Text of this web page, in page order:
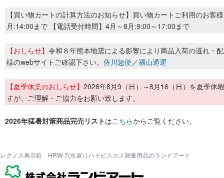
【買い物カートの計算方法のお知らせ】買い物カートご利用のお客
月:14:00まで 【電話受付時間】4月～8月:9:00～17:00まで
【おしらせ】 令和８年熊本地震による影響により商品入荷の遅れ・
様のwebサイトご確認下さい。 佐川急便／福山通運
【夏季休業のおしらせ】 2026年8月9（日）～8月16（日）を夏季休
すが、ご理解・ご協力をお願い致します。
2026年猛暑対策商品完売リストはこちらからご覧ください。
レクノス表示鋲 HRW-7(水道) | ハイビスカス測量用品のランドアート